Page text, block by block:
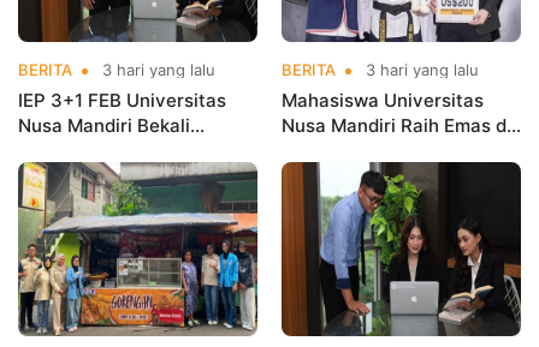
BERITA 3 hari yang lalu
IEP 3+1 FEB Universitas
Nusa Mandiri Bekali
Kerja Sebelum Lulus
BERITA 3 hari yang lalu
Mahasiswa Universitas
Nusa Mandiri Raih Emas di
Indonesia Open
Championships 2026